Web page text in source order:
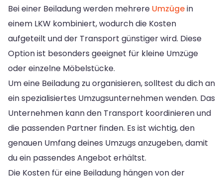
Bei einer Beiladung werden mehrere Umzügein
einem LKW kombiniert, wodurch die Kosten
aufgeteilt und der Transport günstiger wird. Diese
Option ist besonders geeignet für kleine Umzüge
oder einzelne Möbelstücke.
Um eine Beiladung zu organisieren, solltest du dich an
ein spezialisiertes Umzugsunternehmen wenden. Das
Unternehmen kann den Transport koordinieren und
die passenden Partner finden. Es ist wichtig, den
genauen Umfang deines Umzugs anzugeben, damit
du ein passendes Angebot erhältst.
Die Kosten für eine Beiladung hängen von der